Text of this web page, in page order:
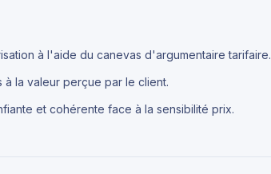
à l'aide du canevas d'argumentaire tarifaire.
la valeur perçue par le client.
et cohérente face à la sensibilité prix.